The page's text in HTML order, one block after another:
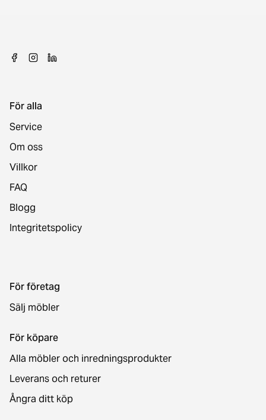
För alla
Service
Om oss
Villkor
FAQ
Blogg
Integritetspolicy
För företag
Sälj möbler
För köpare
Alla möbler och inredningsprodukter
Leverans och returer
Ångra ditt köp